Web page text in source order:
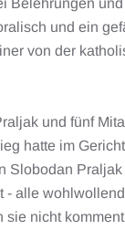
und ein
von der
und fünf
hatte im
Slobodan
alle
sie nicht